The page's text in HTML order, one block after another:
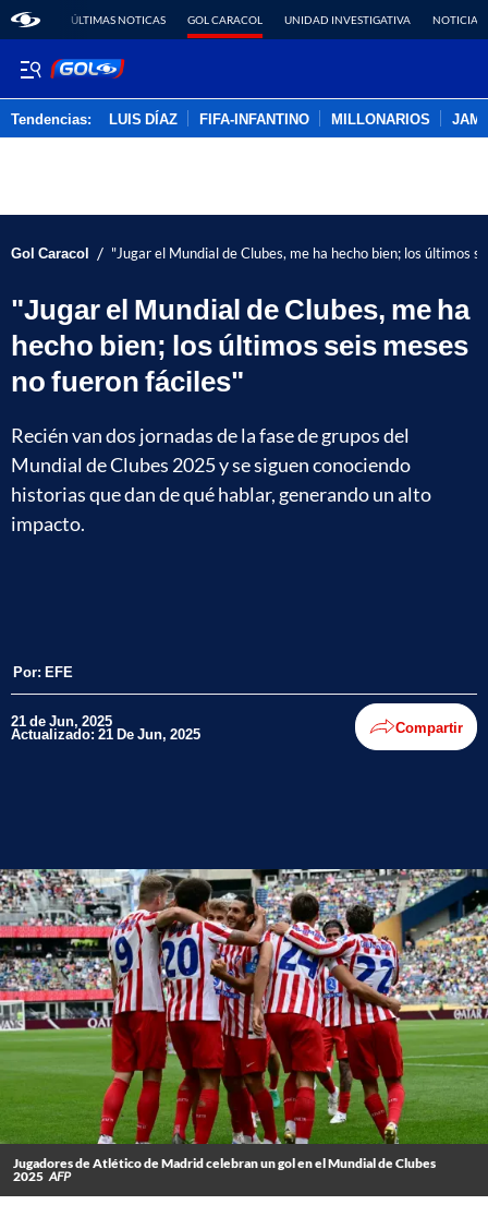
ÚLTIMAS NOTICAS GOL CARACOL UNIDAD INVESTIGATIVA NOTICIAS
Tendencias: LUIS DÍAZ FIFA-INFANTINO MILLONARIOS
Gol Caracol / "Jugar el Mundial de Clubes, me ha hecho bien; los últimos
"Jugar el Mundial de Clubes, me ha
hecho bien; los últimos seis meses
no fueron fáciles"
Recién van dos jornadas de la fase de grupos del
Mundial de Clubes 2025 y se siguen conociendo
historias que dan de qué hablar, generando un alto
impacto.
Por: EFE
21 de Jun, 2025
Actualizado: 21 De Jun, 2025 Compartir
Jugadores de Atlético de Madrid celebran un gol en el Mundial de Clubes
2025 AFP